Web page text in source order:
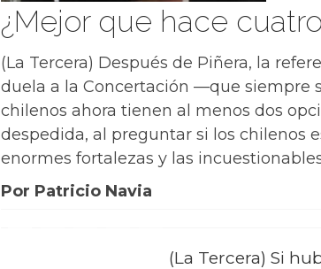
¿Mejor que hace
(La Tercera) Después de Piñera, la
duela a la Concertación —que siempre
chilenos ahora tienen al menos dos
despedida, al preguntar si los chilenos
enormes fortalezas y las
Por Patricio Navia
(La Tercera) Si